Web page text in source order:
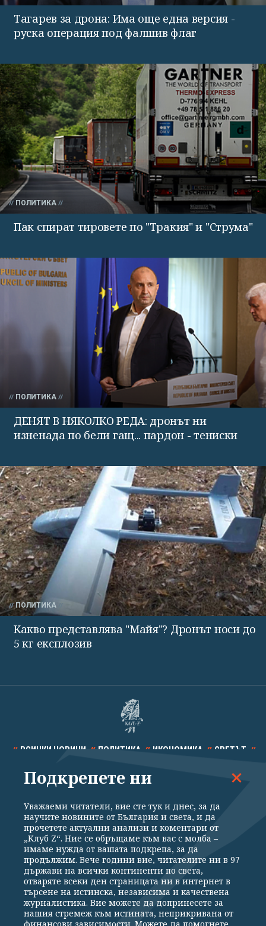
Тагарев за дрона: Има още една версия -
руска операция под фалшив флаг
ПОЛИТИКА
Пак спират тировете по "Тракия" и "Струма"
ПОЛИТИКА
ДЕНЯТ В НЯКОЛКО РЕДА: дронът ни
изненада по бели гащ... пардон - тениски
ПОЛИТИКА
Какво представлява "Майя"? Дронът носи до
5 кг експлозив
ВСИЧКИ НОВИНИ ПОЛИТИКА ИКОНОМИКА СВЕТЪТ
СПОРТ КУЛТУРА ТЕХНОЛОГИИ КАЛЕЙДОСКОП
Общи условия
Политика за поверителност
Реклама
Партньори Контакти
За Клуб Z
Екип
Подкрепете ни
Подкрепете ни
Уважаеми читатели, вие сте тук и днес, за да
научите новините от България и света, и да
прочетете актуални анализи и коментари от
„Клуб Z“. Ние се обръщаме към вас с молба –
имаме нужда от вашата подкрепа, за да
продължим. Вече години вие, читателите ни в 97
държави на всички континенти по света,
отваряте всеки ден страницата ни в интернет в
търсене на истинска, независима и качествена
журналистика. Вие можете да допринесете за
нашия стремеж към истината, неприкривана от